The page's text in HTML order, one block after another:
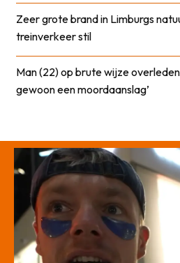
Zeer grote brand in Limburgs
treinverkeer stil
Man (22) op brute wijze
gewoon een moordaanslag’